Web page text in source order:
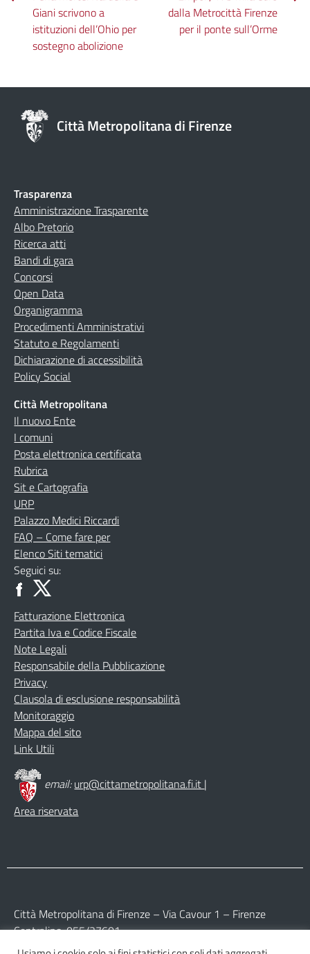
Giani scrivono a
istituzioni dell’Ohio per
sostegno abolizione
dalla Metrocittà Firenze
per il ponte sull’Orme
Città Metropolitana di Firenze
Trasparenza
Amministrazione Trasparente
Albo Pretorio
Ricerca atti
Bandi di gara
Concorsi
Open Data
Organigramma
Procedimenti Amministrativi
Statuto e Regolamenti
Dichiarazione di accessibilità
Policy Social
Città Metropolitana
Il nuovo Ente
I comuni
Posta elettronica certificata
Rubrica
Sit e Cartografia
URP
Palazzo Medici Riccardi
FAQ – Come fare per
Elenco Siti tematici
Seguici su:
Fatturazione Elettronica
Partita Iva e Codice Fiscale
Note Legali
Responsabile della Pubblicazione
Privacy
Clausola di esclusione responsabilità
Monitoraggio
Mappa del sito
Link Utili
email:urp@cittametropolitana.fi.it |
Area riservata
Città Metropolitana di Firenze – Via Cavour 1 – Firenze
Centralino: 055/27601